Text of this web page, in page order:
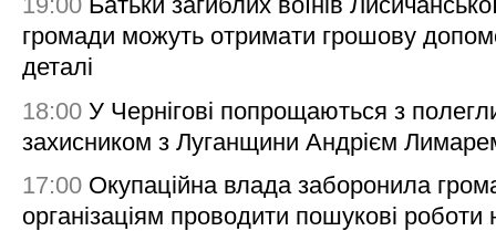
громади можуть отримати грошову
деталі
18:00 У Чернігові попрощаються з
захисником з Луганщини Андрієм
17:00 Окупаційна влада заборонила
організаціям проводити пошукові роботи